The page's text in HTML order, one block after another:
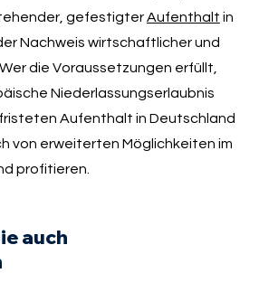
gefestigterAufenthalt in
Nachweis wirtschaftlicher und
die Voraussetzungen erfüllt,
Niederlassungserlaubnis
Aufenthalt in Deutschland
von erweiterten Möglichkeiten im
profitieren.
auch